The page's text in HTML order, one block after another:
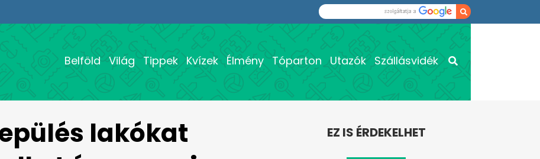
Belföld Világ Tippek Kvízek Élmény Tóparton Utazók Szállásvidék
lakókat
EZ IS ÉRDEKELHET